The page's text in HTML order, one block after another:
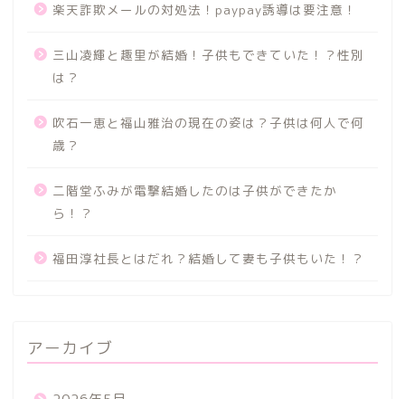
楽天詐欺メールの対処法！paypay誘導は要注意！
三山凌輝と趣里が結婚！子供もできていた！？性別
は？
吹石一恵と福山雅治の現在の姿は？子供は何人で何
歳？
二階堂ふみが電撃結婚したのは子供ができたか
ら！？
福田淳社長とはだれ？結婚して妻も子供もいた！？
アーカイブ